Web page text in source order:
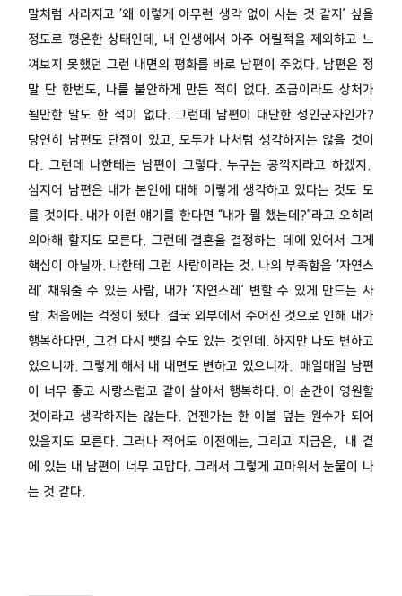
말처럼 사라지고 ‘왜 이렇게 아무런 생각 없이 사는 것 같지’ 싶을
정도로 평온한 상태인데, 내 인생에서 아주 어릴적을 제외하고 느
껴보지 못했던 그런 내면의 평화를 바로 남편이 주었다. 남편은 정
말 단 한번도, 나를 불안하게 만든 적이 없다. 조금이라도 상처가
될만한 말도 한 적이 없다. 그런데 남편이 대단한 성인군자인가?
당연히 남편도 단점이 있고, 모두가 나처럼 생각하지는 않을 것이
다. 그런데 나한테는 남편이 그렇다. 누구는 콩깍지라고 하겠지.
심지어 남편은 내가 본인에 대해 이렇게 생각하고 있다는 것도 모
를 것이다. 내가 이런 얘기를 한다면 “내가 뭘 했는데?”라고 오히려
의아해 할지도 모른다. 그런데 결혼을 결정하는 데에 있어서 그게
핵심이 아닐까. 나한테 그런 사람이라는 것. 나의 부족함을 ‘자연스
레’ 채워줄 수 있는 사람, 내가 ‘자연스레’ 변할 수 있게 만드는 사
람. 처음에는 걱정이 됐다. 결국 외부에서 주어진 것으로 인해 내가
행복하다면, 그건 다시 뺏길 수도 있는 것인데. 하지만 나도 변하고
있으니까. 그렇게 해서 내 내면도 변하고 있으니까. 매일매일 남편
이 너무 좋고 사랑스럽고 같이 살아서 행복하다. 이 순간이 영원할
것이라고 생각하지는 않는다. 언젠가는 한 이불 덮는 원수가 되어
있을지도 모른다. 그러나 적어도 이전에는, 그리고 지금은, 내 곁
에 있는 내 남편이 너무 고맙다. 그래서 그렇게 고마워서 눈물이 나
는 것 같다.